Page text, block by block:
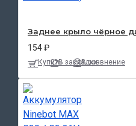
Заднее крыло чёрное
154 ₽
КупитьВ закладкиВ сравнение